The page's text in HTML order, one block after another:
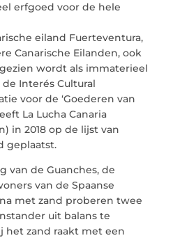
922 28 00 28
erfgoed voor de hele
eiland Fuerteventura,
Canarische Eilanden, ook
wordt als immaterieel
Interés Cultural
voor de ‘Goederen van
La Lucha Canaria
in 2018 op de lijst van
geplaatst.
van de Guanches, de
van de Spaanse
met zand proberen twee
uit balans te
het zand raakt met een